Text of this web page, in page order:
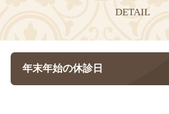
DETAIL
年末年始の休診日